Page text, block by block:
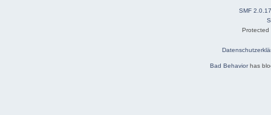
SMF 2.0.17
Bad Behaviorhas